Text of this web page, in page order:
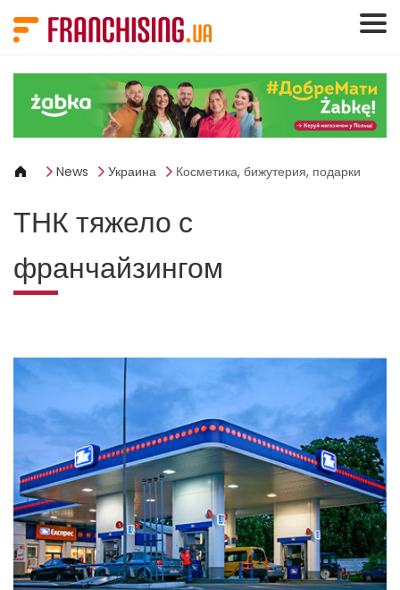
News Украина Косметика, бижутерия, подарки
ТНК тяжело с
франчайзингом